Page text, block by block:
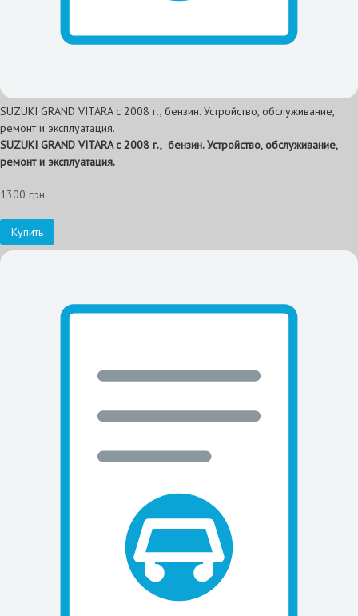
SUZUKI GRAND VITARA с 2008 г., бензин. Устройство, обслуживание,
ремонт и эксплуатация.
SUZUKI GRAND VITARA с 2008 г., бензин.Устройство, обслуживание,
ремонт и эксплуатация.
1300 грн.
Купить